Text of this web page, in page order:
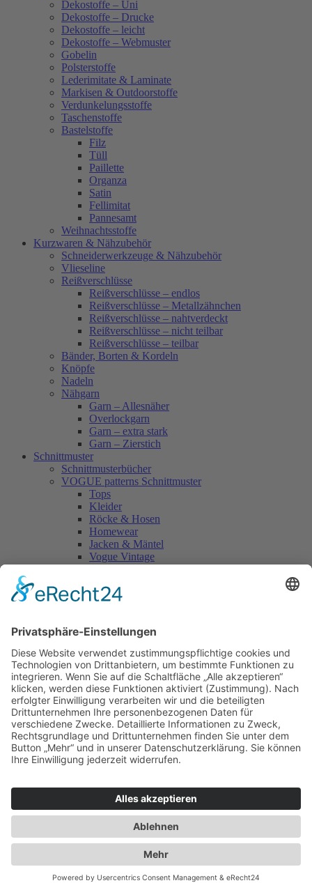
Dekostoffe – Uni
Dekostoffe – Drucke
Dekostoffe – leicht
Dekostoffe – Webmuster
Gobelin
Polsterstoffe
Lederimitate & Laminate
Markisen & Outdoorstoffe
Verdunkelungsstoffe
Taschenstoffe
Bastelstoffe
Filz
Tüll
Paillette
Organza
Satin
Fellimitat
Pannesamt
Weihnachtsstoffe
Kurzwaren & Nähzubehör
Schneiderwerkzeuge & Nähzubehör
Vlieseline
Reißverschlüsse
Reißverschlüsse – endlos
Reißverschlüsse – Metallzähnchen
Reißverschlüsse – nahtverdeckt
Reißverschlüsse – nicht teilbar
Reißverschlüsse – teilbar
Bänder, Borten & Kordeln
Knöpfe
Nadeln
Nähgarn
Garn – Allesnäher
Overlockgarn
Garn – extra stark
Garn – Zierstich
Schnittmuster
Schnittmusterbücher
VOGUE patterns Schnittmuster
Tops
Kleider
Röcke & Hosen
Homewear
Jacken & Mäntel
Vogue Vintage
Accessoires
Kleider
Homewear
Jacken & Mäntel
Curvy
Herren
Kids
Burda Fantasy
Accessoires & Deko
NEU im Shop
SALE
Suchen
Bitte mindestens 5 Buschstaben oder Zahlen eingeben!
Vertrag widerrufen